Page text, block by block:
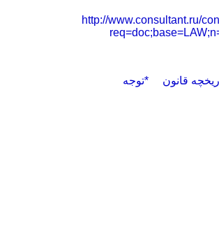
http://www.consultant.ru/
قانون *توجه